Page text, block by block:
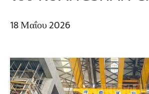
18 Μαΐου 2026